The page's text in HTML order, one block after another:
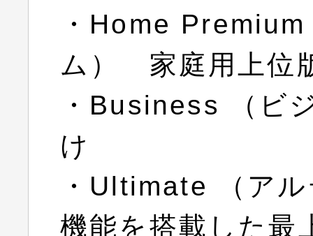
・Home
ム） 家庭用上位
・Business （ビ
け
・Ultimate （ア
機能を搭載した最